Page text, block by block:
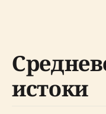
истоки